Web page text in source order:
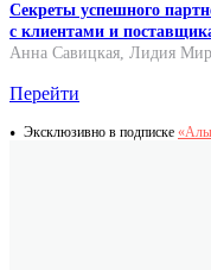
Секреты успешного
с клиентами и
Анна Савицкая, Лидия
Перейти
Эксклюзивно в подписке